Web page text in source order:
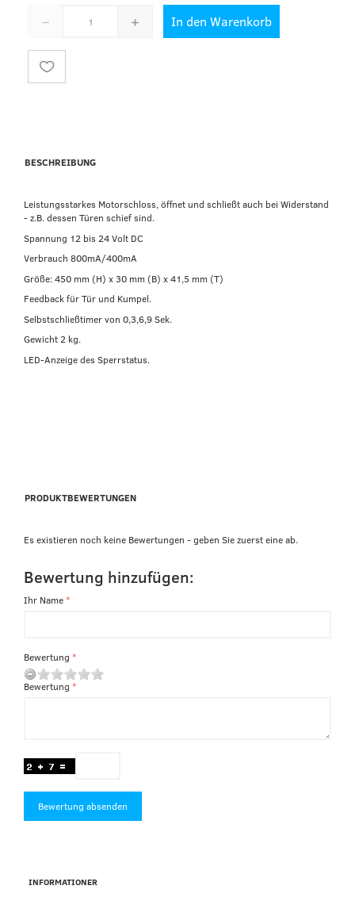
In den Warenkorb
BESCHREIBUNG
Leistungsstarkes Motorschloss, öffnet und schließt auch bei Widerstand
- z.B. dessen Türen schief sind.
Spannung 12 bis 24 Volt DC
Verbrauch 800mA/400mA
Größe: 450 mm (H) x 30 mm (B) x 41,5 mm (T)
Feedback für Tür und Kumpel.
Selbstschließtimer von 0,3,6,9 Sek.
Gewicht 2 kg.
LED-Anzeige des Sperrstatus.
PRODUKTBEWERTUNGEN
Es existieren noch keine Bewertungen - geben Sie zuerst eine ab.
Bewertung hinzufügen:
Ihr Name
Bewertung
Bewertung
Bewertung absenden
INFORMATIONER